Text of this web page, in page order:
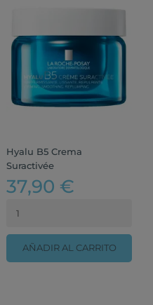
Hyalu B5 Crema
Suractivée
37,90 €
AÑADIR AL CARRITO